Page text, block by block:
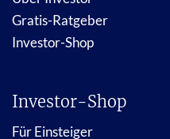
Gratis-Ratgeber
Investor-Shop
Investor-Shop
Für Einsteiger